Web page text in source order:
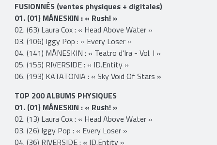
FUSIONNÉS (ventes physiques + digitales)
01. (01) MÅNESKIN : « Rush! »
02. (63) Laura Cox : « Head Above Water »
03. (106) Iggy Pop : « Every Loser »
04. (141) MÅNESKIN : « Teatro d'Ira - Vol. I »
05. (155) RIVERSIDE : « ID.Entity »
06. (193) KATATONIA : « Sky Void Of Stars »
TOP 200 ALBUMS PHYSIQUES
01. (01) MÅNESKIN : « Rush! »
02. (13) Laura Cox : « Head Above Water »
03. (26) Iggy Pop : « Every Loser »
04. (36) RIVERSIDE : « ID.Entity »